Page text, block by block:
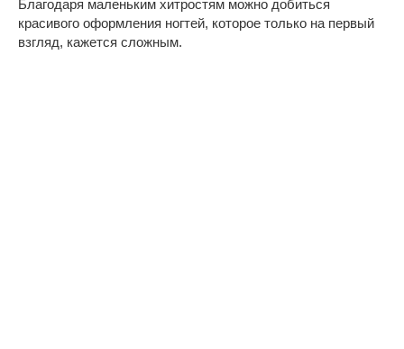
Благодаря маленьким хитростям можно добиться
красивого оформления ногтей, которое только на первый
взгляд, кажется сложным.